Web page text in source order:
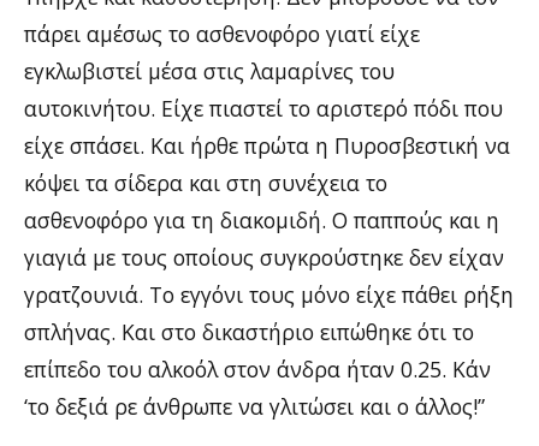
πάρει αμέσως το ασθενοφόρο γιατί είχε
εγκλωβιστεί μέσα στις λαμαρίνες του
αυτοκινήτου. Είχε πιαστεί το αριστερό πόδι που
είχε σπάσει. Και ήρθε πρώτα η Πυροσβεστική να
κόψει τα σίδερα και στη συνέχεια το
ασθενοφόρο για τη διακομιδή. Ο παππούς και η
γιαγιά με τους οποίους συγκρούστηκε δεν είχαν
γρατζουνιά. Το εγγόνι τους μόνο είχε πάθει ρήξη
σπλήνας. Και στο δικαστήριο ειπώθηκε ότι το
επίπεδο του αλκοόλ στον άνδρα ήταν 0.25. Κάν
‘το δεξιά ρε άνθρωπε να γλιτώσει και ο άλλος!”